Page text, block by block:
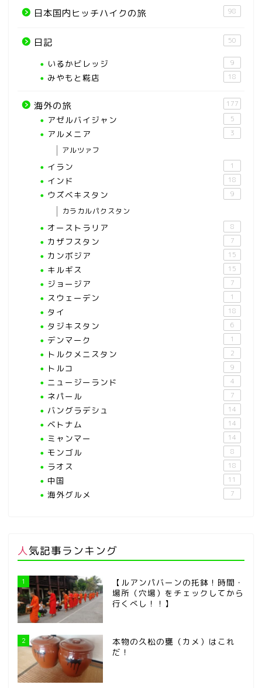
日本国内ヒッチハイクの旅 98
日記 50
いるかビレッジ 9
みやもと糀店 18
海外の旅 177
アゼルバイジャン 5
アルメニア 3
アルツァフ
イラン 1
インド 18
ウズベキスタン 9
カラカルパクスタン
オーストラリア 8
カザフスタン 7
カンボジア 15
キルギス 15
ジョージア 7
スウェーデン 1
タイ 18
タジキスタン 6
デンマーク 1
トルクメニスタン 2
トルコ 9
ニュージーランド 4
ネパール 7
バングラデシュ 14
ベトナム 14
ミャンマー 14
モンゴル 8
ラオス 18
中国 11
海外グルメ 7
人気記事ランキング
1
【ルアンパバーンの托鉢！時間・
場所（穴場）をチェックしてから
行くべし！！】
2
本物の久松の甕（カメ）はこれ
だ！